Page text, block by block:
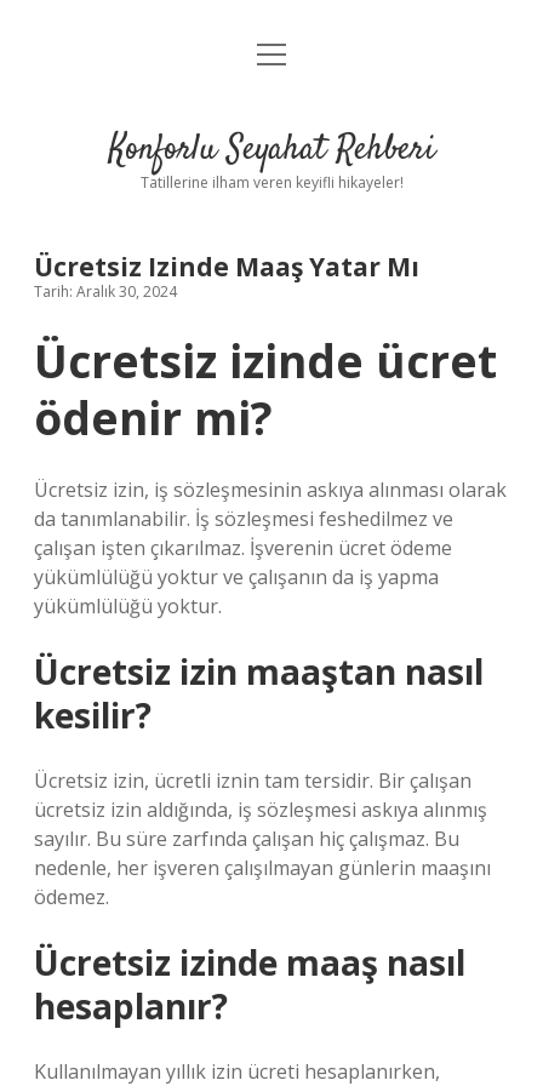
Anasayfa
Yasal Uyarı
menüyü
Konforlu Seyahat Rehberi
Tatillerine ilham veren keyifli hikayeler!
Ücretsiz Izinde Maaş Yatar Mı
Tarih: Aralık 30, 2024
Ücretsiz izinde ücret
ödenir mi?
Ücretsiz izin, iş sözleşmesinin askıya alınması olarak
da tanımlanabilir. İş sözleşmesi feshedilmez ve
çalışan işten çıkarılmaz. İşverenin ücret ödeme
yükümlülüğü yoktur ve çalışanın da iş yapma
yükümlülüğü yoktur.
Ücretsiz izin maaştan nasıl
kesilir?
Ücretsiz izin, ücretli iznin tam tersidir. Bir çalışan
ücretsiz izin aldığında, iş sözleşmesi askıya alınmış
sayılır. Bu süre zarfında çalışan hiç çalışmaz. Bu
nedenle, her işveren çalışılmayan günlerin maaşını
ödemez.
Ücretsiz izinde maaş nasıl
hesaplanır?
Kullanılmayan yıllık izin ücreti hesaplanırken,